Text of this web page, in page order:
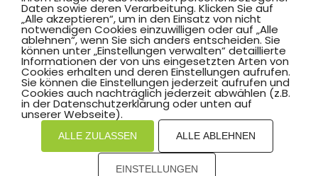
Daten sowie deren Verarbeitung. Klicken Sie auf
„Alle akzeptieren“, um in den Einsatz von nicht
notwendigen Cookies einzuwilligen oder auf „Alle
ablehnen“, wenn Sie sich anders entscheiden. Sie
können unter „Einstellungen verwalten“ detaillierte
Informationen der von uns eingesetzten Arten von
Cookies erhalten und deren Einstellungen aufrufen.
Sie können die Einstellungen jederzeit aufrufen und
Cookies auch nachträglich jederzeit abwählen (z.B.
in der Datenschutzerklärung oder unten auf
unserer Webseite).
ALLE ZULASSEN ALLE ABLEHNEN
EINSTELLUNGEN